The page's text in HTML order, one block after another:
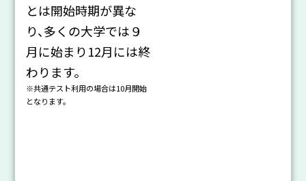
とは開始時期が異な
り、多くの大学では９
月に始まり12月には終
わります。
※共通テスト利用の場合は10月開始
となります。